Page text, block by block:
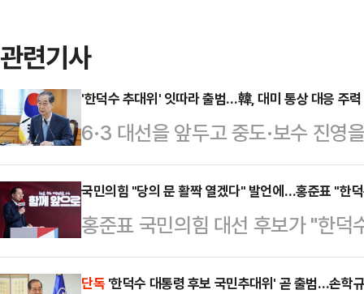
관련기사
'한덕수 추대위' 잇따라 출범…韓, 대미 통상 대응 주
6·3 대선을 앞두고 중도·보수 진영
는 가운데, 한덕수 대통령 권한대
대응에 주력하는 모습이다.한덕수
차 경제안보전략 태스크포스(TF)
시간으로 오전 8시, 최상목 경제부
국민의힘 "당의 문 활짝 열겠다" 발언에…홍준표 "한
홍준표 국민의힘 대선 후보가 "한
을) 그만두고 (국민의힘에) 입당했
일 권영세 국민의힘 비상대책위원
단독 '한덕수 대통령 후보 국민추대위' 곧 출범…손학